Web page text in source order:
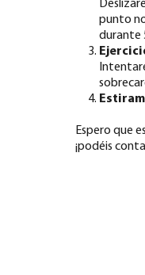
punto
durante
Espero que
¡podéis